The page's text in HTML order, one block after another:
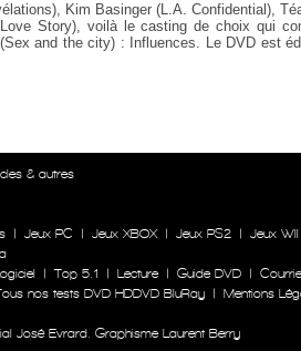
Kim Basinger (L.A. Confidential),
Story), voilà le casting de choix qui
(Sex and the city) : Influences. Le DVD est
& autres
| Jeux PC | Jeux XBOX | Jeux PS2 | Jeux WII
| Top 5.1 | Lecture | Guide DVD |
nos tests DVD HDDVD BluRay | Mentions
José Evrard. Graphisme Laurent Berry